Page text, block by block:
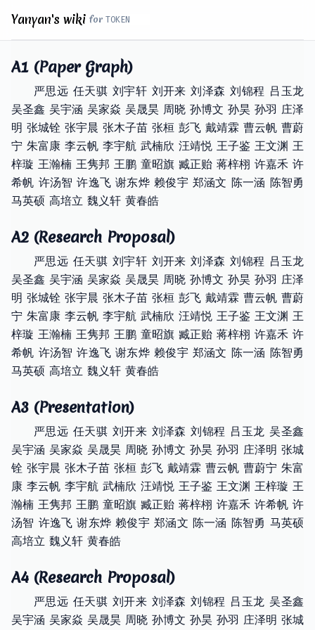
Yanyan's wiki for
A1 (Paper Graph)
严思远 任天骐 刘宇轩 刘开来 刘泽森 刘锦程 吕玉龙
吴圣鑫 吴宇涵 吴家焱 吴晟昊 周晓 孙博文 孙昊 孙羽 庄泽
明 张城铨 张宇晨 张木子苗 张桓 彭飞 戴靖霖 曹云帆 曹蔚
宁 朱富康 李云帆 李宇航 武楠欣 汪靖悦 王子鉴 王文渊 王
梓璇 王瀚楠 王隽邦 王鹏 童昭旗 臧正贻 蒋梓栩 许嘉禾 许
希帆 许汤智 许逸飞 谢东烨 赖俊宇 郑涵文 陈一涵 陈智勇
马英硕 高培立 魏义轩 黄春皓
A2 (Research Proposal)
严思远 任天骐 刘宇轩 刘开来 刘泽森 刘锦程 吕玉龙
吴圣鑫 吴宇涵 吴家焱 吴晟昊 周晓 孙博文 孙昊 孙羽 庄泽
明 张城铨 张宇晨 张木子苗 张桓 彭飞 戴靖霖 曹云帆 曹蔚
宁 朱富康 李云帆 李宇航 武楠欣 汪靖悦 王子鉴 王文渊 王
梓璇 王瀚楠 王隽邦 王鹏 童昭旗 臧正贻 蒋梓栩 许嘉禾 许
希帆 许汤智 许逸飞 谢东烨 赖俊宇 郑涵文 陈一涵 陈智勇
马英硕 高培立 魏义轩 黄春皓
A3 (Presentation)
严思远 任天骐 刘开来 刘泽森 刘锦程 吕玉龙 吴圣鑫
吴宇涵 吴家焱 吴晟昊 周晓 孙博文 孙昊 孙羽 庄泽明 张城
铨 张宇晨 张木子苗 张桓 彭飞 戴靖霖 曹云帆 曹蔚宁 朱富
康 李云帆 李宇航 武楠欣 汪靖悦 王子鉴 王文渊 王梓璇 王
瀚楠 王隽邦 王鹏 童昭旗 臧正贻 蒋梓栩 许嘉禾 许希帆 许
汤智 许逸飞 谢东烨 赖俊宇 郑涵文 陈一涵 陈智勇 马英硕
高培立 魏义轩 黄春皓
A4 (Research Proposal)
严思远 任天骐 刘开来 刘泽森 刘锦程 吕玉龙 吴圣鑫
吴宇涵 吴家焱 吴晟昊 周晓 孙博文 孙昊 孙羽 庄泽明 张城